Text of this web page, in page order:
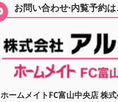
お問い合わせ·内覧予約は
ホームメイトFC富山中央店 株